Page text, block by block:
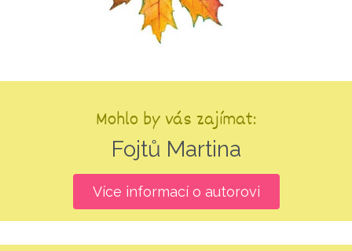
Mohlo by vás zajímat:
Fojtů Martina
Více informací o autorovi